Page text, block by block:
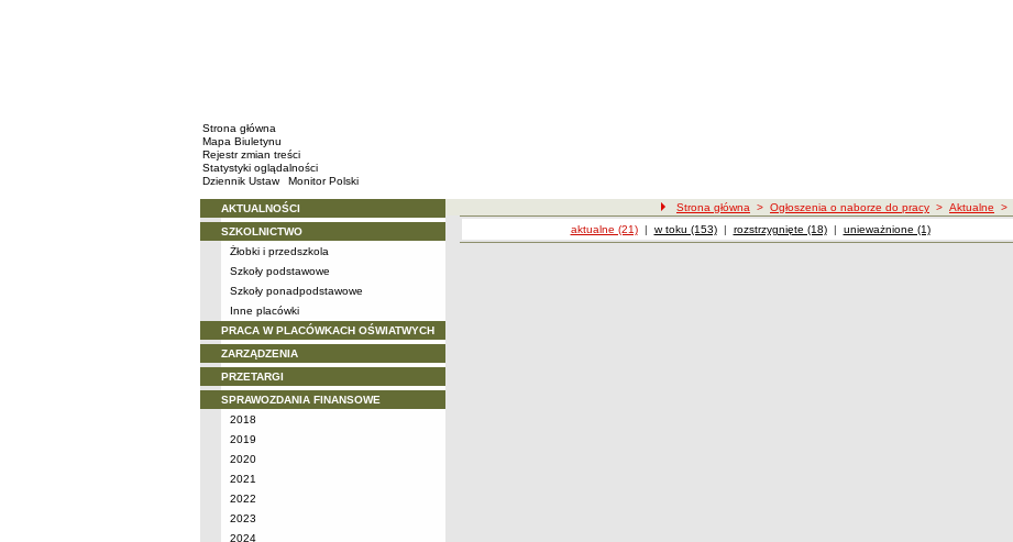
Strona główna
Mapa Biuletynu
Rejestr zmian treści
Statystyki oglądalności
Dziennik Ustaw
Monitor Polski
Menu
AKTUALNOŚCI
SZKOLNICTWO
Żłobki i przedszkola
Szkoły podstawowe
Szkoły ponadpodstawowe
Inne placówki
PRACA W PLACÓWKACH OŚWIATWYCH
ZARZĄDZENIA
PRZETARGI
SPRAWOZDANIA FINANSOWE
2018
2019
2020
2021
2022
2023
2024
Strona główna > Ogłoszenia o naborze do pracy > Aktualne >
Ogłoszenia o naborze
aktualne (21)| Ogłoszenia o naborze
w toku (153)| Ogłoszenia o naborze
rozstrzygnięte (18)| Ogłoszenia o naborze
unieważnione (1)